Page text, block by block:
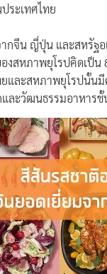
ระเทศไทย
จีน ญี่ปุ่น และสหรัฐอ
งสหภาพยุโรปคิดเป็
และสหภาพยุโรปนั้น
ะวัฒนธรรมอาหารชั้